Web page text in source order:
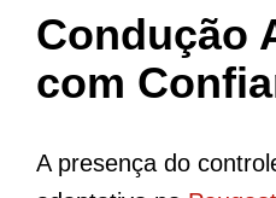
Condução
com
A presença do